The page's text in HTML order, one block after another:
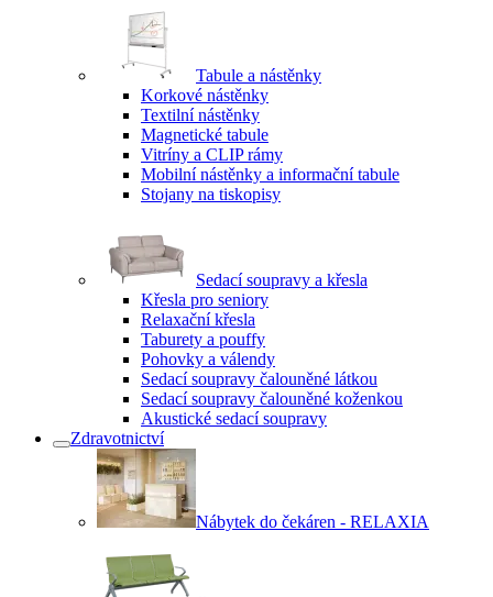
Tabule a nástěnky
Korkové nástěnky
Textilní nástěnky
Magnetické tabule
Vitríny a CLIP rámy
Mobilní nástěnky a informační tabule
Stojany na tiskopisy
Sedací soupravy a křesla
Křesla pro seniory
Relaxační křesla
Taburety a pouffy
Pohovky a válendy
Sedací soupravy čalouněné látkou
Sedací soupravy čalouněné koženkou
Akustické sedací soupravy
Zdravotnictví
Nábytek do čekáren - RELAXIA